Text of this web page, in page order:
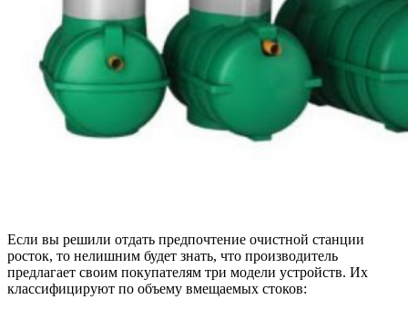
Если вы решили отдать предпочтение очистной станции
росток, то нелишним будет знать, что производитель
предлагает своим покупателям три модели устройств. Их
классифицируют по объему вмещаемых стоков: